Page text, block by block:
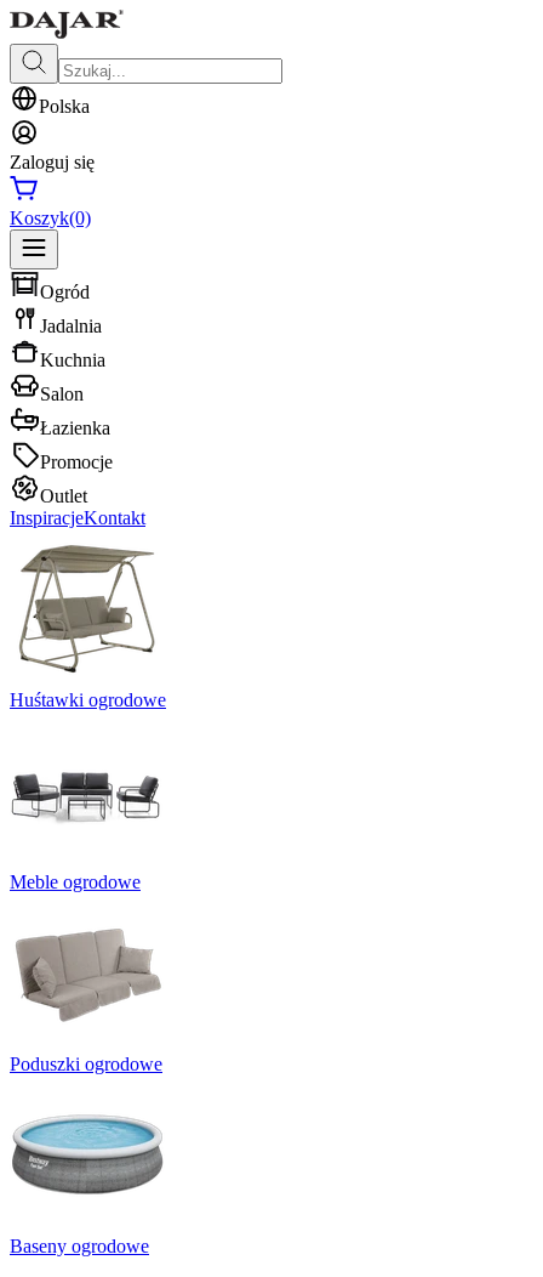
Polska
Zaloguj się
Koszyk(0)
Ogród
Jadalnia
Kuchnia
Salon
Łazienka
Promocje
Outlet
InspiracjeKontakt
Huśtawki ogrodowe
Meble ogrodowe
Poduszki ogrodowe
Baseny ogrodowe